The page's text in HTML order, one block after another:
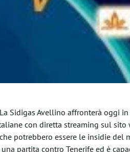
Sidigas Avellino affronterà oggi
con diretta streaming sul
potrebbero essere le insidie del
partita contro Tenerife ed è